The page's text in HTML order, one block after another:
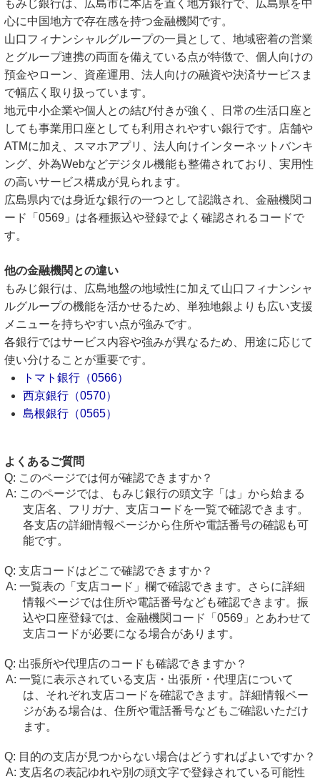
もみじ銀行は、広島市に本店を置く地方銀行で、広島県を中
心に中国地方で存在感を持つ金融機関です。
山口フィナンシャルグループの一員として、地域密着の営業
とグループ連携の両面を備えている点が特徴で、個人向けの
預金やローン、資産運用、法人向けの融資や決済サービスま
で幅広く取り扱っています。
地元中小企業や個人との結び付きが強く、日常の生活口座と
しても事業用口座としても利用されやすい銀行です。店舗や
ATMに加え、スマホアプリ、法人向けインターネットバンキ
ング、外為Webなどデジタル機能も整備されており、実用性
の高いサービス構成が見られます。
広島県内では身近な銀行の一つとして認識され、金融機関コ
ード「0569」は各種振込や登録でよく確認されるコードで
す。
他の金融機関との違い
もみじ銀行は、広島地盤の地域性に加えて山口フィナンシャ
ルグループの機能を活かせるため、単独地銀よりも広い支援
メニューを持ちやすい点が強みです。
各銀行ではサービス内容や強みが異なるため、用途に応じて
使い分けることが重要です。
トマト銀行（0566）
西京銀行（0570）
島根銀行（0565）
よくあるご質問
このページでは何が確認できますか？
このページでは、もみじ銀行の頭文字「は」から始まる
支店名、フリガナ、支店コードを一覧で確認できます。
各支店の詳細情報ページから住所や電話番号の確認も可
能です。
支店コードはどこで確認できますか？
一覧表の「支店コード」欄で確認できます。さらに詳細
情報ページでは住所や電話番号なども確認できます。振
込や口座登録では、金融機関コード「0569」とあわせて
支店コードが必要になる場合があります。
出張所や代理店のコードも確認できますか？
一覧に表示されている支店・出張所・代理店について
は、それぞれ支店コードを確認できます。詳細情報ペー
ジがある場合は、住所や電話番号などもご確認いただけ
ます。
目的の支店が見つからない場合はどうすればよいですか？
支店名の表記ゆれや別の頭文字で登録されている可能性